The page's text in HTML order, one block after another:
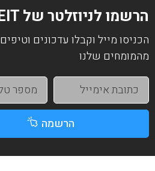
הרשמו לניוזלטר של SHAREIT
הכניסו מייל וקבלו עדכונים וטיפים
מהמומחים שלנו
הרשמה